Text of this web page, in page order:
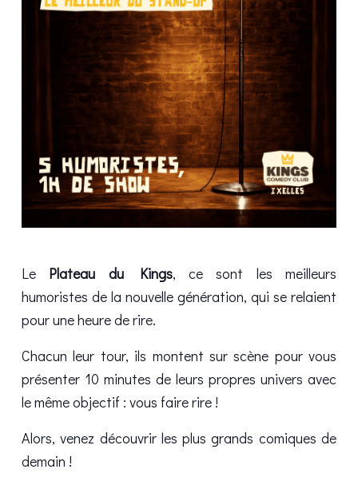
Le Plateau du Kings, ce sont les meilleurs
humoristes de la nouvelle génération, qui se relaient
pour une heure de rire.
Chacun leur tour, ils montent sur scène pour vous
présenter 10 minutes de leurs propres univers avec
le même objectif : vous faire rire !
Alors, venez découvrir les plus grands comiques de
demain !